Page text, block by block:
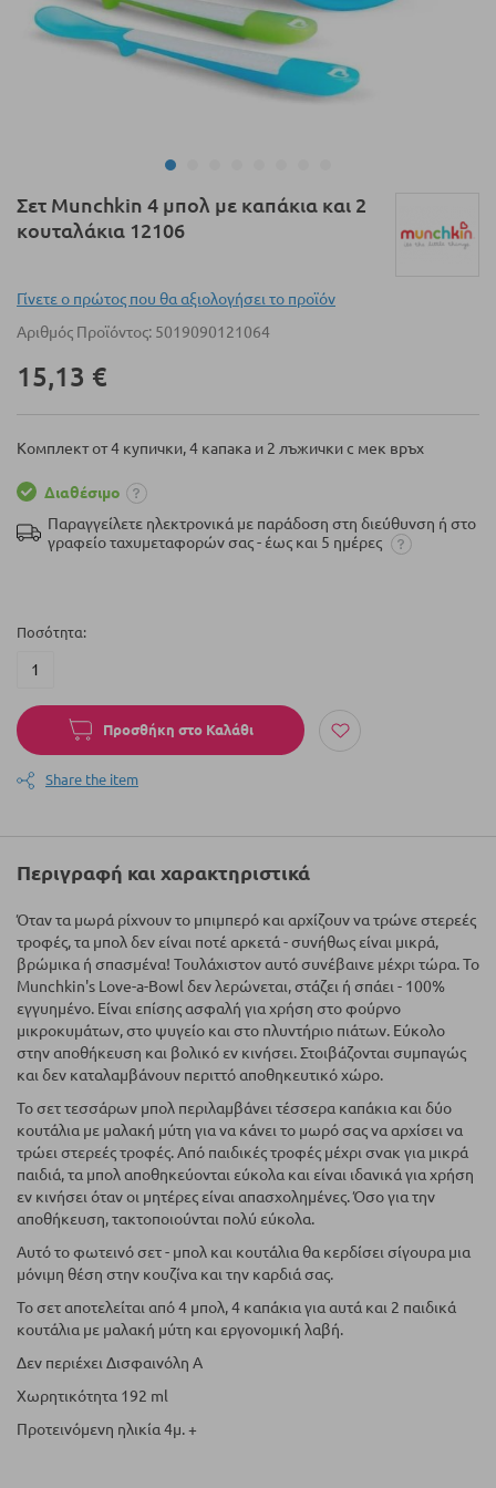
Μετάβαση
στην
συλλογής
Σετ Munchkin 4 μπολ με καπάκια και 2
κουταλάκια 12106
Γίνετε ο πρώτος που θα αξιολογήσει το προϊόν
Αριθμός Προϊόντος 5019090121064
15,13 €
Комплект от 4 купички, 4 капака и 2 лъжички с мек връх
Διαθέσιμο
Παραγγείλετε ηλεκτρονικά με παράδοση στη διεύθυνση ή στο
γραφείο ταχυμεταφορών σας - έως και 5 ημέρες
Ποσότητα
Προσθήκη στο Καλάθι
Share the item
Περιγραφή και χαρακτηριστικά
Όταν τα μωρά ρίχνουν το μπιμπερό και αρχίζουν να τρώνε στερεές
τροφές, τα μπολ δεν είναι ποτέ αρκετά - συνήθως είναι μικρά,
βρώμικα ή σπασμένα! Τουλάχιστον αυτό συνέβαινε μέχρι τώρα. Το
Munchkin's Love-a-Bowl δεν λερώνεται, στάζει ή σπάει - 100%
εγγυημένο. Είναι επίσης ασφαλή για χρήση στο φούρνο
μικροκυμάτων, στο ψυγείο και στο πλυντήριο πιάτων. Εύκολο
στην αποθήκευση και βολικό εν κινήσει. Στοιβάζονται συμπαγώς
και δεν καταλαμβάνουν περιττό αποθηκευτικό χώρο.
Το σετ τεσσάρων μπολ περιλαμβάνει τέσσερα καπάκια και δύο
κουτάλια με μαλακή μύτη για να κάνει το μωρό σας να αρχίσει να
τρώει στερεές τροφές. Από παιδικές τροφές μέχρι σνακ για μικρά
παιδιά, τα μπολ αποθηκεύονται εύκολα και είναι ιδανικά για χρήση
εν κινήσει όταν οι μητέρες είναι απασχολημένες. Όσο για την
αποθήκευση, τακτοποιούνται πολύ εύκολα.
Αυτό το φωτεινό σετ - μπολ και κουτάλια θα κερδίσει σίγουρα μια
μόνιμη θέση στην κουζίνα και την καρδιά σας.
Το σετ αποτελείται από 4 μπολ, 4 καπάκια για αυτά και 2 παιδικά
κουτάλια με μαλακή μύτη και εργονομική λαβή.
Δεν περιέχει Δισφαινόλη Α
Χωρητικότητα 192 ml
Προτεινόμενη ηλικία 4μ. +